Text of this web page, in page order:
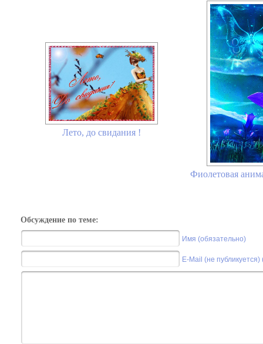
Лето, до свидания !
Фиолетовая
Обсуждение по теме:
Имя (обязательно)
E-Mail (не